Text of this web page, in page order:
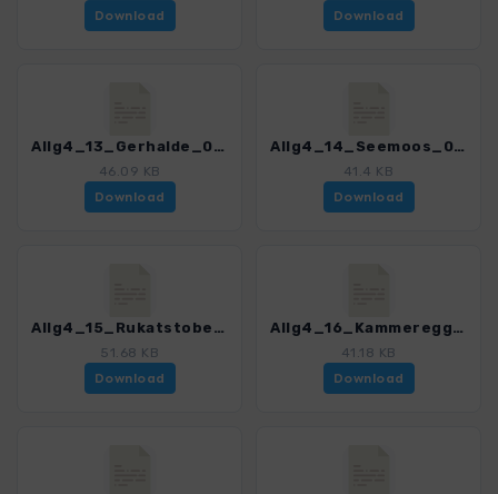
Download
Download
Allg4_13_Gerhalde_0245_1.gpx
46.09 KB
Download
Allg4_14_Seemoos_0245_1.gpx
41.4 KB
Download
Allg4_15_Rukatstobel_0245_1.gpx
51.68 KB
Download
Allg4_16_Kammereggalp_0245_1.gpx
41.18 KB
Download